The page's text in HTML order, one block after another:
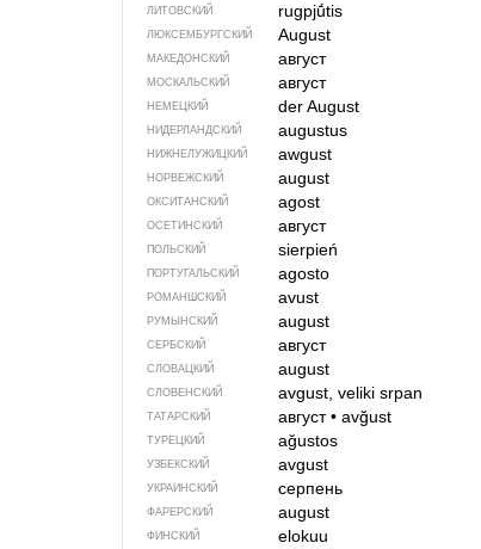
ЛИТОВСКИЙ rugpjū́tis
ЛЮКСЕМБУРГСКИЙ August
МАКЕДОНСКИЙ август
МОСКАЛЬСКИЙ август
НЕМЕЦКИЙ der August
НИДЕРЛАНДСКИЙ augustus
НИЖНЕЛУЖИЦКИЙ awgust
НОРВЕЖСКИЙ august
ОКСИТАНСКИЙ agost
ОСЕТИНСКИЙ август
ПОЛЬСКИЙ sierpień
ПОРТУГАЛЬСКИЙ agosto
РОМАНШСКИЙ avust
РУМЫНСКИЙ august
СЕРБСКИЙ август
СЛОВАЦКИЙ august
СЛОВЕНСКИЙ avgust, veliki srpan
ТАТАРСКИЙ август•avğust
ТУРЕЦКИЙ ağustos
УЗБЕКСКИЙ avgust
УКРАИНСКИЙ серпень
ФАРЕРСКИЙ august
ФИНСКИЙ elokuu